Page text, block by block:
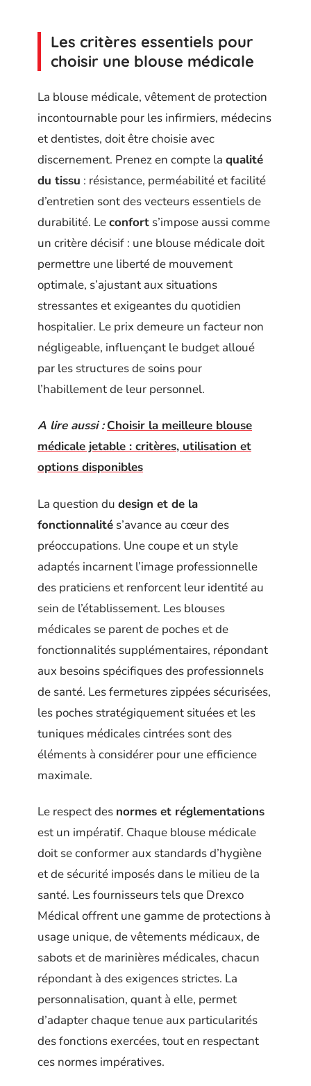
Les critères essentiels pour
choisir une blouse médicale
La blouse médicale, vêtement de protection
incontournable pour les infirmiers, médecins
et dentistes, doit être choisie avec
discernement. Prenez en compte la qualité
du tissu : résistance, perméabilité et facilité
d’entretien sont des vecteurs essentiels de
durabilité. Leconfort s’impose aussi comme
un critère décisif : une blouse médicale doit
permettre une liberté de mouvement
optimale, s’ajustant aux situations
stressantes et exigeantes du quotidien
hospitalier. Le prix demeure un facteur non
négligeable, influençant le budget alloué
par les structures de soins pour
l’habillement de leur personnel.
A lire aussi : Choisir la meilleure blouse
médicale jetable : critères, utilisation et
options disponibles
La question du design et de la
fonctionnalité s’avance au cœur des
préoccupations. Une coupe et un style
adaptés incarnent l’image professionnelle
des praticiens et renforcent leur identité au
sein de l’établissement. Les blouses
médicales se parent de poches et de
fonctionnalités supplémentaires, répondant
aux besoins spécifiques des professionnels
de santé. Les fermetures zippées sécurisées,
les poches stratégiquement situées et les
tuniques médicales cintrées sont des
éléments à considérer pour une efficience
maximale.
Le respect des normes et réglementations
est un impératif. Chaque blouse médicale
doit se conformer aux standards d’hygiène
et de sécurité imposés dans le milieu de la
santé. Les fournisseurs tels que Drexco
Médical offrent une gamme de protections à
usage unique, de vêtements médicaux, de
sabots et de marinières médicales, chacun
répondant à des exigences strictes. La
personnalisation, quant à elle, permet
d’adapter chaque tenue aux particularités
des fonctions exercées, tout en respectant
ces normes impératives.